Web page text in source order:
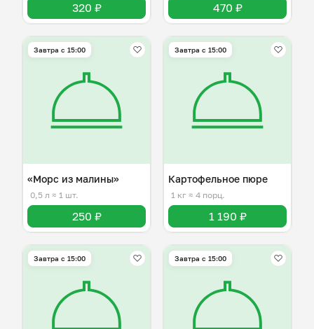
320 ₽ 470 ₽
Завтра c 15:00
«Морс из малины»
0,5 л ≈ 1 шт.
250 ₽
Завтра c 15:00
Картофельное пюре
1 кг ≈ 4 порц.
1 190 ₽
Завтра c 15:00 Завтра c 15:00